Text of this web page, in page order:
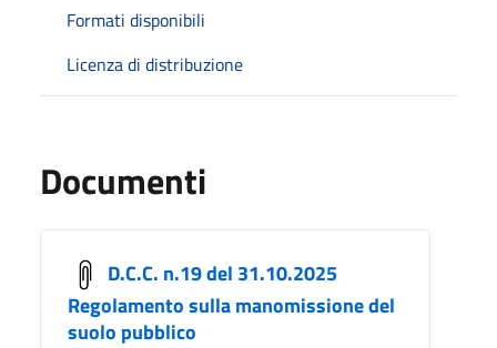
Formati disponibili
Licenza di distribuzione
Documenti
D.C.C. n.19 del 31.10.2025
Regolamento sulla manomissione del
suolo pubblico